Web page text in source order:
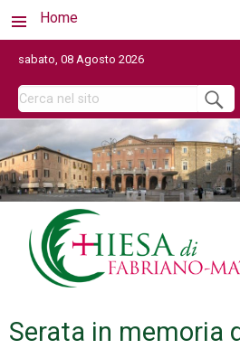
Home
sabato, 08 Agosto 2026
Serata in memoria